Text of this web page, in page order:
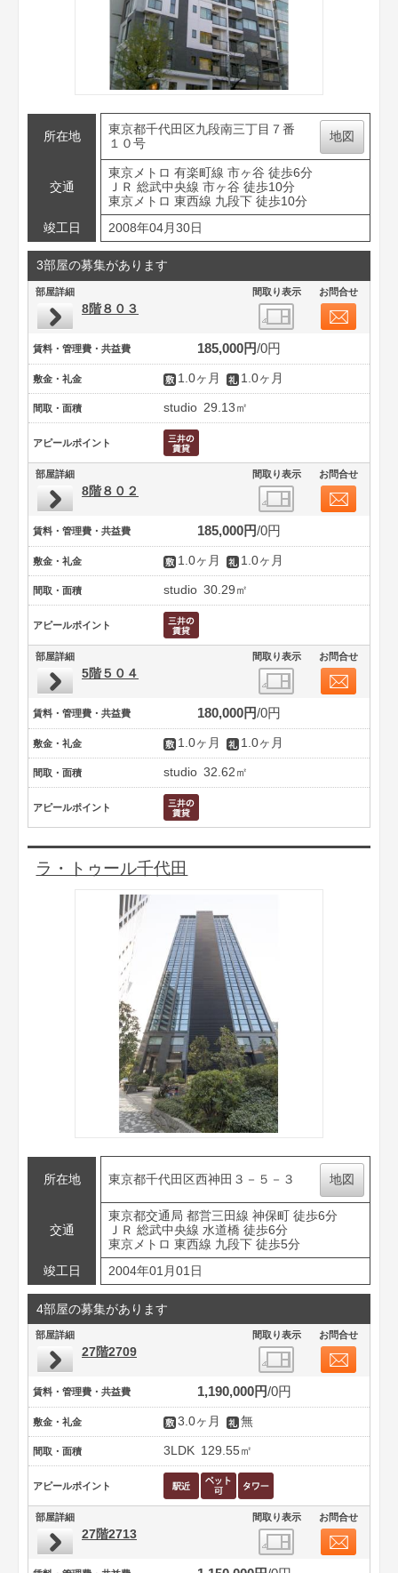
所在地
東京都千代田区九段南三丁目７番
１０号
地図
交通
東京メトロ 有楽町線 市ヶ谷 徒歩6分
ＪＲ 総武中央線 市ヶ谷 徒歩10分
東京メトロ 東西線 九段下 徒歩10分
竣工日
2008年04月30日
3部屋の募集があります
部屋詳細 間取り表示 お問合せ
8階８０３
賃料・管理費・共益費 185,000円 0円
敷金・礼金 1.0ヶ月 1.0ヶ月
間取・面積 studio 29.13㎡
アピールポイント
部屋詳細 間取り表示 お問合せ
8階８０２
賃料・管理費・共益費 185,000円 0円
敷金・礼金 1.0ヶ月 1.0ヶ月
間取・面積 studio 30.29㎡
アピールポイント
部屋詳細 間取り表示 お問合せ
5階５０４
賃料・管理費・共益費 180,000円 0円
敷金・礼金 1.0ヶ月 1.0ヶ月
間取・面積 studio 32.62㎡
アピールポイント
ラ・トゥール千代田
所在地 東京都千代田区西神田３－５－３ 地図
交通
東京都交通局 都営三田線 神保町 徒歩6分
ＪＲ 総武中央線 水道橋 徒歩6分
東京メトロ 東西線 九段下 徒歩5分
竣工日
2004年01月01日
4部屋の募集があります
部屋詳細 間取り表示 お問合せ
27階2709
賃料・管理費・共益費 1,190,000円 0円
敷金・礼金 3.0ヶ月 無
間取・面積 3LDK 129.55㎡
アピールポイント
部屋詳細 間取り表示 お問合せ
27階2713